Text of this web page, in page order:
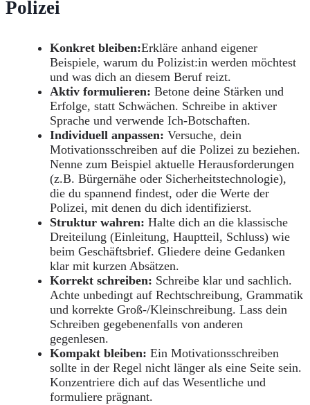
Polizei
Konkret bleiben:Erkläre anhand eigener
Beispiele, warum du Polizist:in werden möchtest
und was dich an diesem Beruf reizt.
Aktiv formulieren: Betone deine Stärken und
Erfolge, statt Schwächen. Schreibe in aktiver
Sprache und verwende Ich-Botschaften.
Individuell anpassen: Versuche, dein
Motivationsschreiben auf die Polizei zu beziehen.
Nenne zum Beispiel aktuelle Herausforderungen
(z.B. Bürgernähe oder Sicherheitstechnologie),
die du spannend findest, oder die Werte der
Polizei, mit denen du dich identifizierst.
Struktur wahren: Halte dich an die klassische
Dreiteilung (Einleitung, Hauptteil, Schluss) wie
beim Geschäftsbrief. Gliedere deine Gedanken
klar mit kurzen Absätzen.
Korrekt schreiben: Schreibe klar und sachlich.
Achte unbedingt auf Rechtschreibung, Grammatik
und korrekte Groß-/Kleinschreibung. Lass dein
Schreiben gegebenenfalls von anderen
gegenlesen.
Kompakt bleiben: Ein Motivationsschreiben
sollte in der Regel nicht länger als eine Seite sein.
Konzentriere dich auf das Wesentliche und
formuliere prägnant.